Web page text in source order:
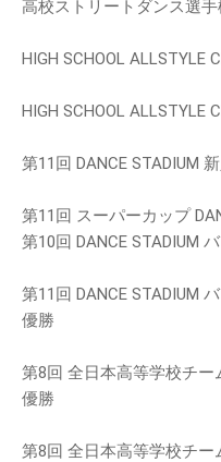
高校ストリートダンス選
HIGH SCHOOL ALLSTYLE
HIGH SCHOOL ALLSTYLE
第11回 DANCE STADIUM
第11回 スーパーカップ
第10回 DANCE STADIUM
第11回 DANCE STADIUM
優勝
第8回 全日本高等学校チ
優勝
第8回 全日本高等学校チ